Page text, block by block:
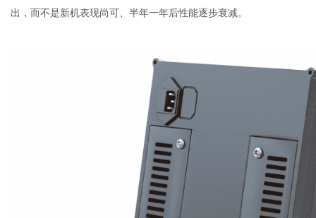
出，而不是新机表现尚可、半年一年后性能逐步衰减。